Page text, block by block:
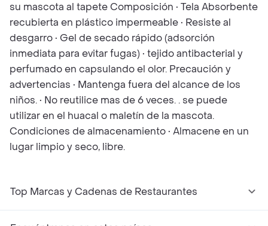
su mascota al tapete Composición • Tela Absorbente
recubierta en plástico impermeable • Resiste al
desgarro • Gel de secado rápido (adsorción
inmediata para evitar fugas) • tejido antibacterial y
perfumado en capsulando el olor. Precaución y
advertencias • Mantenga fuera del alcance de los
niños. • No reutilice mas de 6 veces. . se puede
utilizar en el huacal o maletín de la mascota.
Condiciones de almacenamiento • Almacene en un
lugar limpio y seco, libre.
Top Marcas y Cadenas de Restaurantes